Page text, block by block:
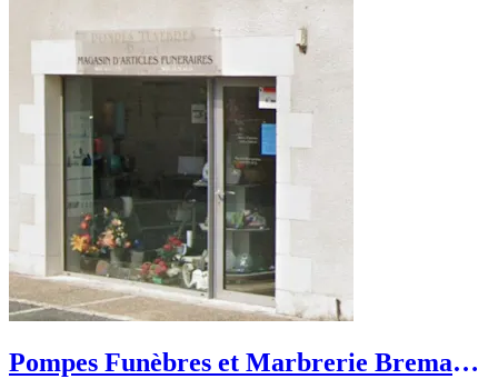
Pompes Funèbres et Marbrerie Bremand